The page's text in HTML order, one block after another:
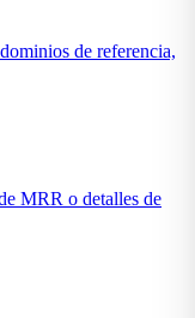
de referencia,
MRR o detalles de